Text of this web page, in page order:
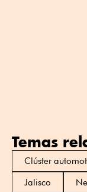
Temas
Clúster
Jalisco